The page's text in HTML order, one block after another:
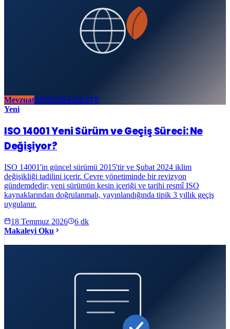
MevzuatSİSTEM KALİTE
Yeni
ISO 14001 Yeni Sürüm ve Geçiş Süreci: Ne
Değişiyor?
ISO 14001'in güncel sürümü 2015'tir ve Şubat 2024 iklim
değişikliği tadilini içerir. Çevre yönetiminde bir revizyon
gündemdedir; yeni sürümün kesin içeriği ve tarihi resmî ISO
kaynaklarından doğrulanmalı, yayınlandığında tipik 3 yıllık geçiş
uygulanır.
18 Temmuz 2026
6 dk
Makaleyi Oku